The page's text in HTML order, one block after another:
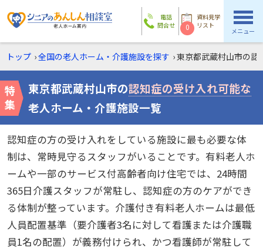
電話
問合せ
資料見学
リスト
0 メニュー
トップ ›全国の老人ホーム・介護施設を探す ›東京都武蔵村山市の認
東京都武蔵村山市の認知症の受け入れ可能な
老人ホーム・介護施設一覧
認知症の方の受け入れをしている施設に最も必要な体
制は、常時見守るスタッフがいることです。有料老人ホ
ームや一部のサービス付高齢者向け住宅では、24時間
365日介護スタッフが常駐し、認知症の方のケアができ
る体制が整っています。介護付き有料老人ホームは最低
人員配置基準（要介護者3名に対して看護または介護職
員1名の配置）が義務付けられ、かつ看護師が常駐して